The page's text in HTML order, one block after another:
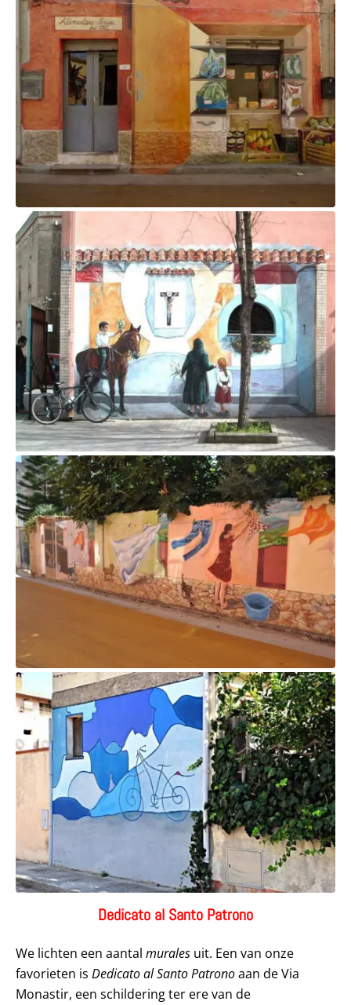
Dedicato al Santo Patrono
We lichten een aantal murales uit. Een van onze
favorieten is Dedicato al Santo Patronoaan de Via
Monastir, een schildering ter ere van de